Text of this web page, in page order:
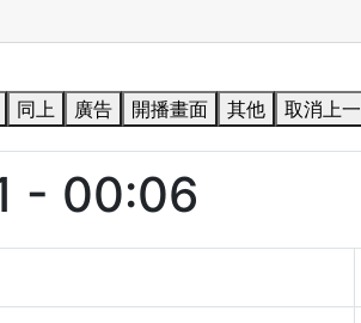
同上 廣告 開播畫面 其他 取消上
- 00:06